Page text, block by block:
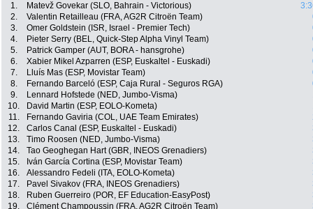
1. Matevž Govekar (SLO, Bahrain - Victorious)
2.
Valentin Retailleau (FRA, AG2R Citroën Team)
3.
Omer Goldstein (ISR, Israel - Premier Tech)
4.
Pieter Serry (BEL, Quick-Step Alpha Vinyl Team)
5.
Patrick Gamper (AUT, BORA - hansgrohe)
6.
Xabier Mikel Azparren (ESP, Euskaltel - Euskadi)
7.
Lluís Mas (ESP, Movistar Team)
8.
Fernando Barceló (ESP, Caja Rural - Seguros RGA)
9.
Lennard Hofstede (NED, Jumbo-Visma)
10.
David Martin (ESP, EOLO-Kometa)
11.
Fernando Gaviria (COL, UAE Team Emirates)
12.
Carlos Canal (ESP, Euskaltel - Euskadi)
13.
Timo Roosen (NED, Jumbo-Visma)
14.
Tao Geoghegan Hart (GBR, INEOS Grenadiers)
15.
Iván García Cortina (ESP, Movistar Team)
16.
Alessandro Fedeli (ITA, EOLO-Kometa)
17.
Pavel Sivakov (FRA, INEOS Grenadiers)
18.
Ruben Guerreiro (POR, EF Education-EasyPost)
19.
Clément Champoussin (FRA, AG2R Citroën Team)